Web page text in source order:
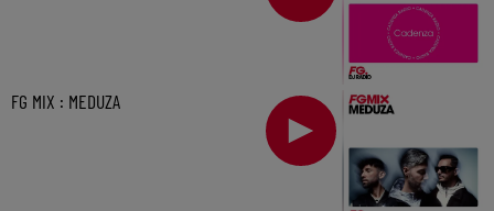
FG MIX : MEDUZA